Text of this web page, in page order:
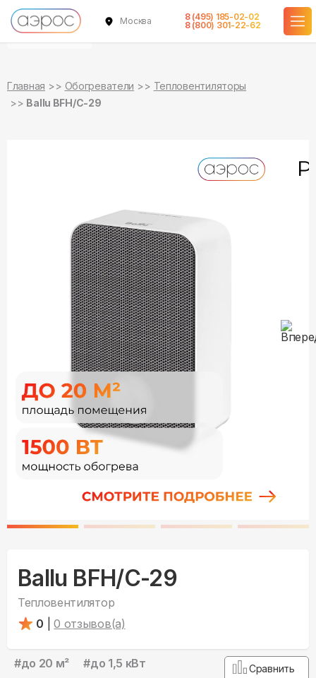
Москва
8 (495) 185-02-02
8 (800) 301-22-62
Главная Обогреватели
Тепловентиляторы
Ballu BFH/С-29
Ballu BFH/С-29
Тепловентилятор
0
0 отзывов(а)
#до 20 м² #до 1,5 кВт Сравнить
уточняйте
о наличии